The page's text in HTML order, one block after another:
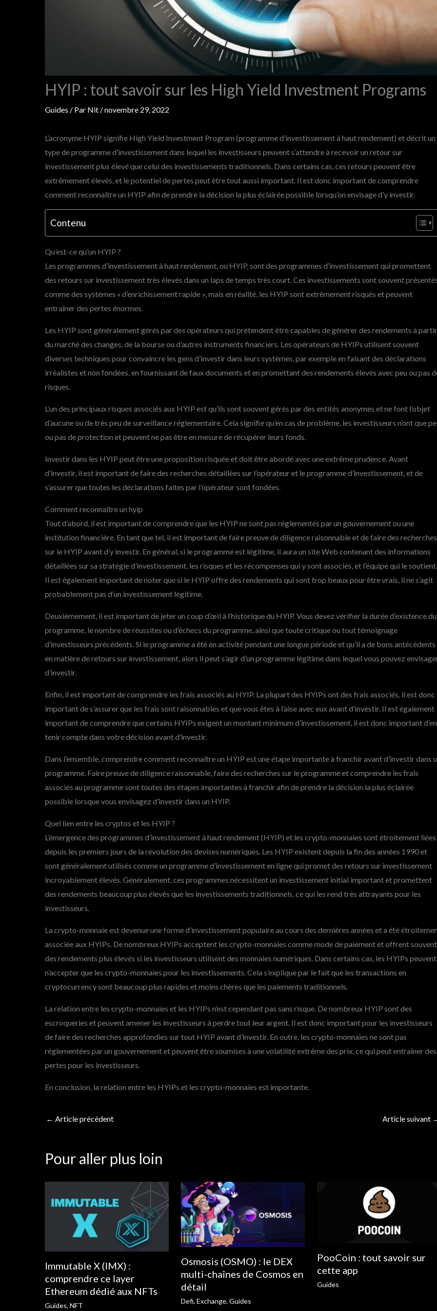
HYIP : tout savoir sur les High Yield Investment Programs
Guides / Par Nit /novembre 29, 2022
L’acronyme HYIP signifie High Yield Investment Program (programme d’investissement à haut rendement) et décrit un
type de programme d’investissement dans lequel les investisseurs peuvent s’attendre à recevoir un retour sur
investissement plus élevé que celui des investissements traditionnels. Dans certains cas, ces retours peuvent être
extrêmement élevés, et le potentiel de pertes peut être tout aussi important. Il est donc important de comprendre
comment reconnaître un HYIP afin de prendre la décision la plus éclairée possible lorsqu’on envisage d’y investir.
Contenu
Qu’est-ce qu’un HYIP ?
Les programmes d’investissement à haut rendement, ou HYIP, sont des programmes d’investissement qui promettent
des retours sur investissement très élevés dans un laps de temps très court. Ces investissements sont souvent
comme des systèmes « d’enrichissement rapide », mais en réalité, les HYIP sont extrêmement risqués et peuvent
entraîner des pertes énormes.
Les HYIP sont généralement gérés par des opérateurs qui prétendent être capables de générer des rendements à partir
du marché des changes, de la bourse ou d’autres instruments financiers. Les opérateurs de HYIPs utilisent souvent
diverses techniques pour convaincre les gens d’investir dans leurs systèmes, par exemple en faisant des déclarations
irréalistes et non fondées, en fournissant de faux documents et en promettant des rendements élevés avec peu ou pas
risques.
L’un des principaux risques associés aux HYIP est qu’ils sont souvent gérés par des entités anonymes et ne font l’objet
d’aucune ou de très peu de surveillance réglementaire. Cela signifie qu’en cas de problème, les investisseurs n’ont que
ou pas de protection et peuvent ne pas être en mesure de récupérer leurs fonds.
Investir dans les HYIP peut être une proposition risquée et doit être abordé avec une extrême prudence. Avant
d’investir, il est important de faire des recherches détaillées sur l’opérateur et le programme d’investissement, et de
s’assurer que toutes les déclarations faites par l’opérateur sont fondées.
Comment reconnaître un hyip
Tout d’abord, il est important de comprendre que les HYIP ne sont pas réglementés par un gouvernement ou une
institution financière. En tant que tel, il est important de faire preuve de diligence raisonnable et de faire des recherches
sur le HYIP avant d’y investir. En général, si le programme est légitime, il aura un site Web contenant des informations
détaillées sur sa stratégie d’investissement, les risques et les récompenses qui y sont associés, et l’équipe qui le soutient.
Il est également important de noter que si le HYIP offre des rendements qui sont trop beaux pour être vrais, il ne s’agit
probablement pas d’un investissement légitime.
Deuxièmement, il est important de jeter un coup d’œil à l’historique du HYIP. Vous devez vérifier la durée d’existence du
programme, le nombre de réussites ou d’échecs du programme, ainsi que toute critique ou tout témoignage
d’investisseurs précédents. Si le programme a été en activité pendant une longue période et qu’il a de bons antécédents
en matière de retours sur investissement, alors il peut s’agir d’un programme légitime dans lequel vous pouvez
d’investir.
Enfin, il est important de comprendre les frais associés au HYIP. La plupart des HYIPs ont des frais associés, il est donc
important de s’assurer que les frais sont raisonnables et que vous êtes à l’aise avec eux avant d’investir. Il est également
important de comprendre que certains HYIPs exigent un montant minimum d’investissement, il est donc important d’en
tenir compte dans votre décision avant d’investir.
Dans l’ensemble, comprendre comment reconnaître un HYIP est une étape importante à franchir avant d’investir dans
programme. Faire preuve de diligence raisonnable, faire des recherches sur le programme et comprendre les frais
associés au programme sont toutes des étapes importantes à franchir afin de prendre la décision la plus éclairée
possible lorsque vous envisagez d’investir dans un HYIP.
Quel lien entre les cryptos et les HYIP ?
L’émergence des programmes d’investissement à haut rendement (HYIP) et les crypto-monnaies sont étroitement liées
depuis les premiers jours de la révolution des devises numériques. Les HYIP existent depuis la fin des années 1990 et
sont généralement utilisés comme un programme d’investissement en ligne qui promet des retours sur investissement
incroyablement élevés. Généralement, ces programmes nécessitent un investissement initial important et promettent
des rendements beaucoup plus élevés que les investissements traditionnels, ce qui les rend très attrayants pour les
investisseurs.
La crypto-monnaie est devenue une forme d’investissement populaire au cours des dernières années et a été
associée aux HYIPs. De nombreux HYIPs acceptent les crypto-monnaies comme mode de paiement et offrent souvent
des rendements plus élevés si les investisseurs utilisent des monnaies numériques. Dans certains cas, les HYIPs peuvent
n’accepter que les crypto-monnaies pour les investissements. Cela s’explique par le fait que les transactions en
cryptocurrency sont beaucoup plus rapides et moins chères que les paiements traditionnels.
La relation entre les crypto-monnaies et les HYIPs n’est cependant pas sans risque. De nombreux HYIP sont des
escroqueries et peuvent amener les investisseurs à perdre tout leur argent. Il est donc important pour les investisseurs
de faire des recherches approfondies sur tout HYIP avant d’investir. En outre, les crypto-monnaies ne sont pas
réglementées par un gouvernement et peuvent être soumises à une volatilité extrême des prix, ce qui peut entraîner des
pertes pour les investisseurs.
En conclusion, la relation entre les HYIPs et les crypto-monnaies est importante.
← Article précédent Article suivant
Pour aller plus loin
Immutable X (IMX) :
comprendre ce layer
Ethereum dédié aux NFTs
Guides, NFT
Osmosis (OSMO) : le DEX
multi-chaînes de Cosmos en
détail
Defi, Exchange, Guides
PooCoin : tout savoir sur
cette app
Guides